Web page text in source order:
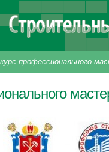
профессионального